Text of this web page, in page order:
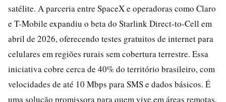
satélite. A parceria entre SpaceX e operadoras como Claro
e T-Mobile expandiu o beta do Starlink Direct-to-Cell em
abril de 2026, oferecendo testes gratuitos de internet para
celulares em regiões rurais sem cobertura terrestre. Essa
iniciativa cobre cerca de 40% do território brasileiro, com
velocidades de até 10 Mbps para SMS e dados básicos. É
uma solução promissora para quem vive em áreas remotas,